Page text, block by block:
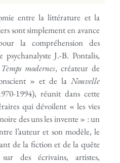
entre la littérature et la
sont simplement en avance
la compréhension des
J.-B. Pontalis,
Temps modernes, créateur de
» et de la Nouvelle
1994), réunit dans cette
qui dévoilent « les vies
des uns les invente » : un
l’auteur et son modèle, le
de la fiction et de la quête
des écrivains, artistes,